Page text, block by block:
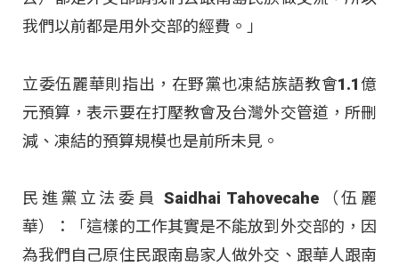
我們以前都是用外交部的經費。」
立委伍麗華則指出，在野黨也凍結族語教會1.1億
元預算，表示要在打壓教會及台灣外交管道，所刪
減、凍結的預算規模也是前所未見。
民進黨立法委員 Saidhai Tahovecahe（伍麗
華）：「這樣的工作其實是不能放到外交部的，因
為我們自己原住民跟南島家人做外交、跟華人跟南